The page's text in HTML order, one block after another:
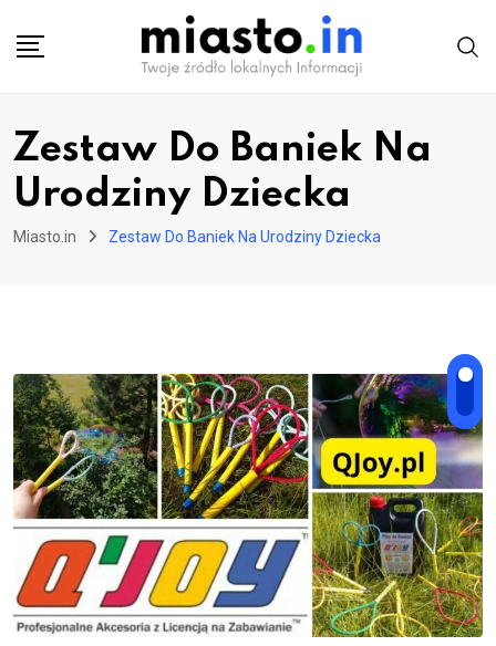
Zestaw Do Baniek Na
Urodziny Dziecka
Miasto.in Zestaw Do Baniek Na Urodziny Dziecka